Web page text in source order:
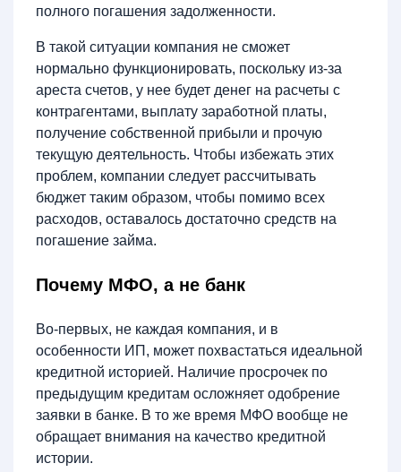
полного погашения задолженности.
В такой ситуации компания не сможет
нормально функционировать, поскольку из-за
ареста счетов, у нее будет денег на расчеты с
контрагентами, выплату заработной платы,
получение собственной прибыли и прочую
текущую деятельность. Чтобы избежать этих
проблем, компании следует рассчитывать
бюджет таким образом, чтобы помимо всех
расходов, оставалось достаточно средств на
погашение займа.
Почему МФО, а не банк
Во-первых, не каждая компания, и в
особенности ИП, может похвастаться идеальной
кредитной историей. Наличие просрочек по
предыдущим кредитам осложняет одобрение
заявки в банке. В то же время МФО вообще не
обращает внимания на качество кредитной
истории.